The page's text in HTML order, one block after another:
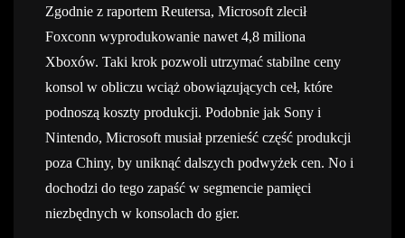
Zgodnie z raportem Reutersa, Microsoft zlecił
Foxconn wyprodukowanie nawet 4,8 miliona
Xboxów. Taki krok pozwoli utrzymać stabilne ceny
konsol w obliczu wciąż obowiązujących ceł, które
podnoszą koszty produkcji. Podobnie jak Sony i
Nintendo, Microsoft musiał przenieść część produkcji
poza Chiny, by uniknąć dalszych podwyżek cen. No i
dochodzi do tego zapaść w segmencie pamięci
niezbędnych w konsolach do gier.